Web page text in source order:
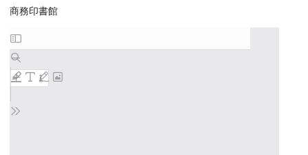
商務印書館